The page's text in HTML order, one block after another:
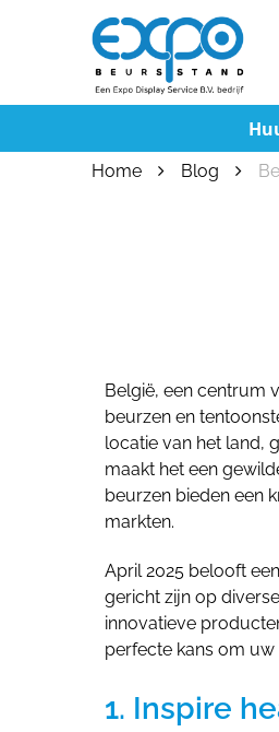
Home Blog
België, een centrum
beurzen en
locatie van het land,
maakt het een
beurzen bieden een
markten.
April 2025 belooft
gericht zijn op
innovatieve
perfecte kans om
1. Inspire